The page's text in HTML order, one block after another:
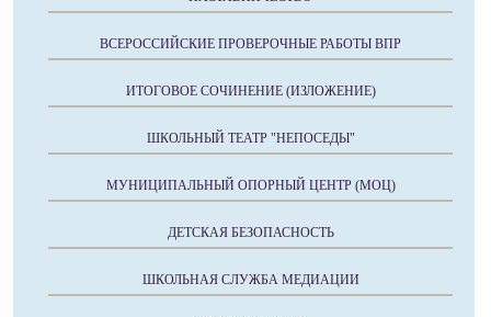
ВСЕРОССИЙСКИЕ ПРОВЕРОЧНЫЕ РАБОТЫ ВПР
ИТОГОВОЕ СОЧИНЕНИЕ (ИЗЛОЖЕНИЕ)
ШКОЛЬНЫЙ ТЕАТР "НЕПОСЕДЫ"
МУНИЦИПАЛЬНЫЙ ОПОРНЫЙ ЦЕНТР (МОЦ)
ДЕТСКАЯ БЕЗОПАСНОСТЬ
ШКОЛЬНАЯ СЛУЖБА МЕДИАЦИИ